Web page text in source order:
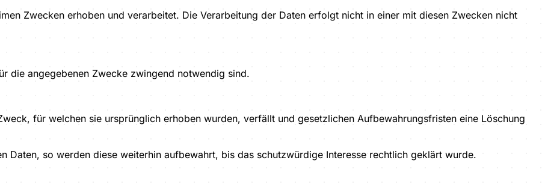
Zwecken erhoben und verarbeitet. Die Verarbeitung der Daten erfolgt nicht in einer mit diesen Zwecken nicht
die angegebenen Zwecke zwingend notwendig sind.
für welchen sie ursprünglich erhoben wurden, verfällt und gesetzlichen Aufbewahrungsfristen eine Löschung
Daten, so werden diese weiterhin aufbewahrt, bis das schutzwürdige Interesse rechtlich geklärt wurde.